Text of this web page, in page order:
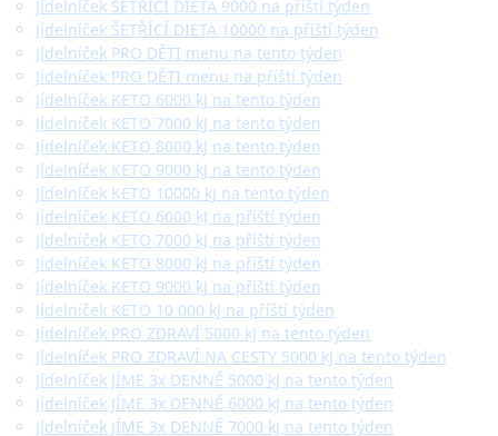
Jídelníček ŠETŘÍCÍ DIETA 9000 na příští týden
Jídelníček ŠETŘÍCÍ DIETA 10000 na příští týden
Jídelníček PRO DĚTI menu na tento týden
Jídelníček PRO DĚTI menu na příští týden
Jídelníček KETO 6000 kJ na tento týden
Jídelníček KETO 7000 kJ na tento týden
Jídelníček KETO 8000 kJ na tento týden
Jídelníček KETO 9000 kJ na tento týden
Jídelníček KETO 10000 kJ na tento týden
Jídelníček KETO 6000 kJ na příští týden
Jídelníček KETO 7000 kJ na příští týden
Jídelníček KETO 8000 kJ na příští týden
Jídelníček KETO 9000 kJ na příští týden
Jídelníček KETO 10 000 kJ na příští týden
Jídelníček PRO ZDRAVÍ 5000 kJ na tento týden
Jídelníček PRO ZDRAVÍ NA CESTY 5000 kJ na tento týden
Jídelníček JÍME 3x DENNĚ 5000 kJ na tento týden
Jídelníček JÍME 3x DENNĚ 6000 kJ na tento týden
Jídelníček JÍME 3x DENNĚ 7000 kJ na tento týden